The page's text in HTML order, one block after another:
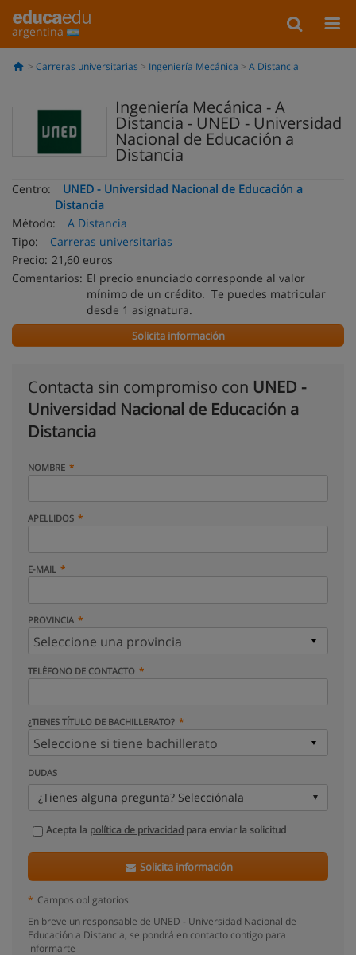
argentina
Carreras universitarias Ingeniería Mecánica A Distancia
Ingeniería Mecánica - A
Distancia - UNED - Universidad
Nacional de Educación a
Distancia
Centro:
UNED - Universidad Nacional de Educación a
Distancia
Método:
A Distancia
Tipo:
Carreras universitarias
Precio: 21,60 euros
Comentarios: El precio enunciado corresponde al valor
mínimo de un crédito. Te puedes matricular
desde 1 asignatura.
Solicita información
Contacta sin compromiso con UNED -
Universidad Nacional de Educación a
Distancia
NOMBRE
APELLIDOS
E-MAIL
PROVINCIA
TELÉFONO DE CONTACTO
¿TIENES TÍTULO DE BACHILLERATO?
DUDAS
¿Tienes alguna pregunta? Selecciónala
Acepta la política de privacidad para enviar la solicitud
Solicita información
* Campos obligatorios
En breve un responsable de UNED - Universidad Nacional de
Educación a Distancia, se pondrá en contacto contigo para
informarte